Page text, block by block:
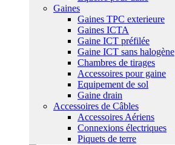
Gaines
Gaines TPC exterieure
Gaines ICTA
Gaine ICT préfilée
Gaine ICT sans halogène
Chambres de tirages
Accessoires pour gaine
Equipement de sol
Gaine drain
Accessoires de Câbles
Accessoires Aériens
Connexions électriques
Piquets de terre